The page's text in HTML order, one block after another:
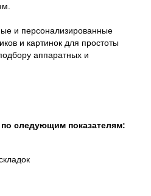
и персонализированные
и картинок для простоты
аппаратных и
следующим показателям: